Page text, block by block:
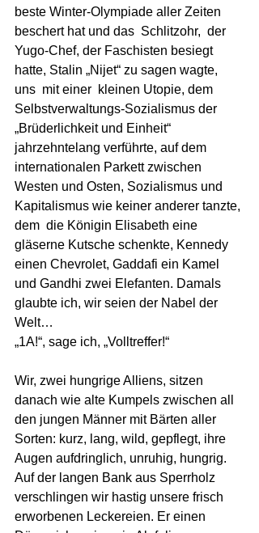
beste Winter-Olympiade aller Zeiten
beschert hat und das  Schlitzohr,  der
Yugo-Chef, der Faschisten besiegt
hatte, Stalin „Nijet“ zu sagen wagte,
uns  mit einer  kleinen Utopie, dem
Selbstverwaltungs-Sozialismus der
„Brüderlichkeit und Einheit“
jahrzehntelang verführte, auf dem
internationalen Parkett zwischen
Westen und Osten, Sozialismus und
Kapitalismus wie keiner anderer tanzte,
dem  die Königin Elisabeth eine
gläserne Kutsche schenkte, Kennedy
einen Chevrolet, Gaddafi ein Kamel
und Gandhi zwei Elefanten. Damals
glaubte ich, wir seien der Nabel der
Welt…
„1A!“, sage ich, „Volltreffer!“
Wir, zwei hungrige Alliens, sitzen
danach wie alte Kumpels zwischen all
den jungen Männer mit Bärten aller
Sorten: kurz, lang, wild, gepflegt, ihre
Augen aufdringlich, unruhig, hungrig.
Auf der langen Bank aus Sperrholz
verschlingen wir hastig unsere frisch
erworbenen Leckereien. Er einen